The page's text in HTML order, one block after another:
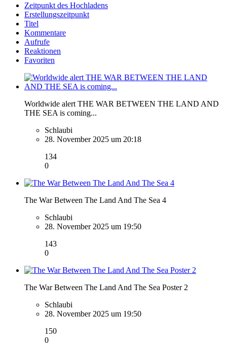
Zeitpunkt des Hochladens
Erstellungszeitpunkt
Titel
Kommentare
Aufrufe
Reaktionen
Favoriten
Worldwide alert THE WAR BETWEEN THE LAND AND
THE SEA is coming...
Schlaubi
28. November 2025 um 20:18
134
0
The War Between The Land And The Sea 4
Schlaubi
28. November 2025 um 19:50
143
0
The War Between The Land And The Sea Poster 2
Schlaubi
28. November 2025 um 19:50
150
0